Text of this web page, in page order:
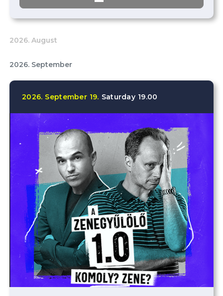
2026. August
2026. September
2026. September 19. Saturday 19.00